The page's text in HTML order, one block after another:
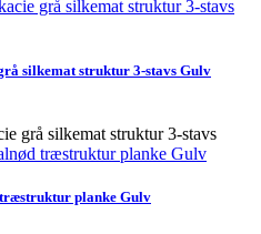
silkemat struktur 3-stavs Gulv
grå silkemat struktur 3-stavs
planke Gulv